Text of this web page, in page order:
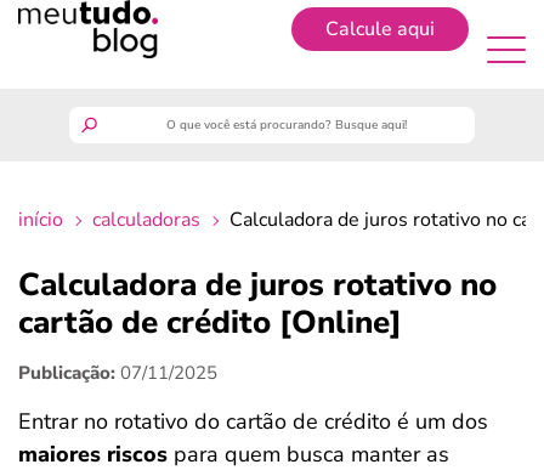
Calcule aqui
Cadastrar
finanças
benefícios
crédito fácil
início calculadoras Calculadora de juros rotativo no
Calculadora de juros rotativo no
cartão de crédito [Online]
Publicação: 07/11/2025
Entrar no rotativo do cartão de crédito é um dos
maiores riscos para quem busca manter as